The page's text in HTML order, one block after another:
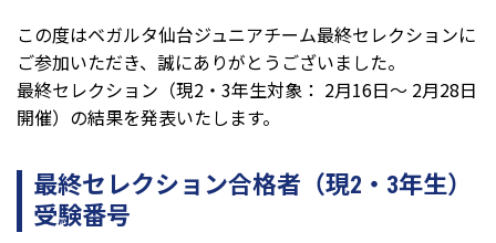
この度はベガルタ仙台ジュニアチーム最終セレクションに
ご参加いただき、誠にありがとうございました。
最終セレクション（現2・3年生対象： 2月16日～ 2月28日
開催）の結果を発表いたします。
最終セレクション合格者（現2・3年生）
受験番号